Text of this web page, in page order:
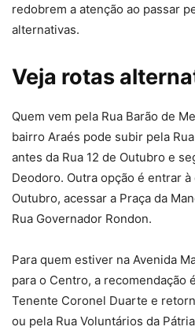
redobrem a atenção ao passar
alternativas.
Veja rotas
Quem vem pela Rua Barão de
bairro Araés pode subir pela
antes da Rua 12 de Outubro e
Deodoro. Outra opção é entrar à
Outubro, acessar a Praça da
Rua Governador Rondon.
Para quem estiver na Avenida
para o Centro, a recomendação
Tenente Coronel Duarte e
ou pela Rua Voluntários da